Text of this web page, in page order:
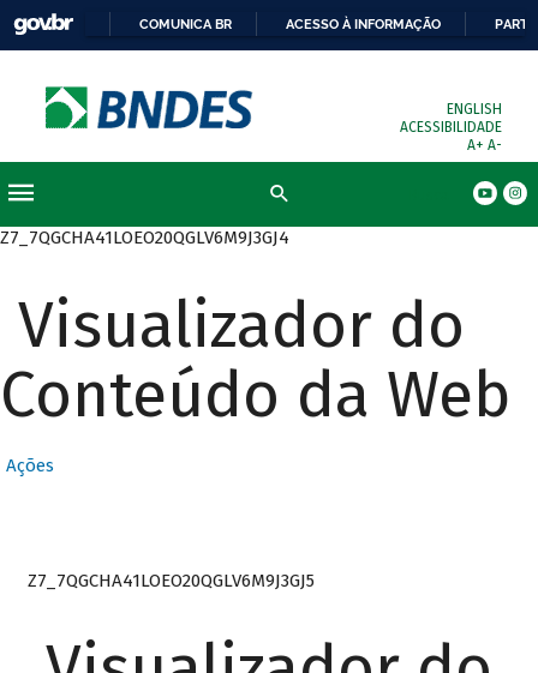
COMUNICA BR ACESSO À INFORMAÇÃO
ENGLISH
ACESSIBILIDADE
A+ A-
Z7_7QGCHA41LOEO20QGLV6M9J3GJ4
Visualizador do
Conteúdo da Web
Ações
Z7_7QGCHA41LOEO20QGLV6M9J3GJ5